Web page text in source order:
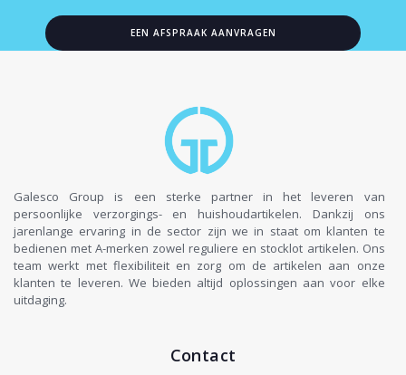
Galesco Group is een sterke partner in het leveren van
persoonlijke verzorgings- en huishoudartikelen. Dankzij ons
jarenlange ervaring in de sector zijn we in staat om klanten te
bedienen met A-merken zowel reguliere en stocklot artikelen. Ons
team werkt met flexibiliteit en zorg om de artikelen aan onze
klanten te leveren. We bieden altijd oplossingen aan voor elke
uitdaging.
Contact